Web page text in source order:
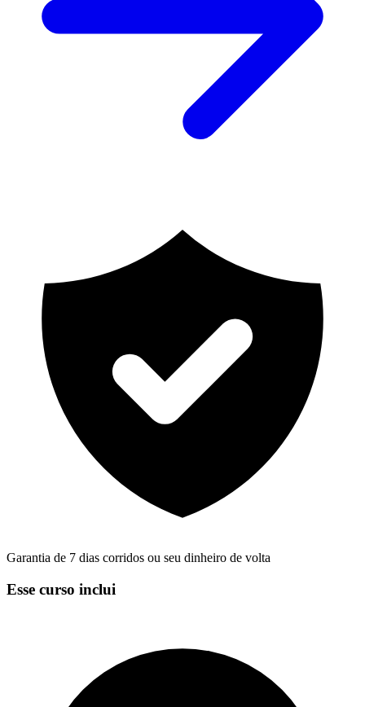
Garantia de 7 dias corridos ou seu dinheiro de volta
Esse curso inclui